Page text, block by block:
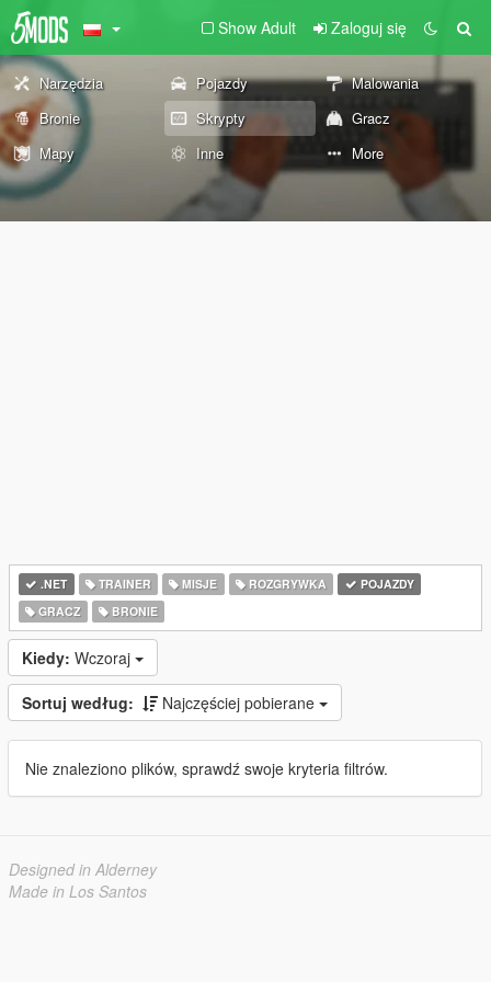
Show Adult Zaloguj się
Narzędzia Pojazdy
Malowania
Bronie
Skrypty
Gracz
Mapy
Inne More
.NET TRAINER MISJE ROZGRYWKA
POJAZDY
GRACZ
BRONIE
Kiedy: Wczoraj
Sortuj według: Najczęściej pobierane
Nie znaleziono plików, sprawdź swoje kryteria filtrów.
Designed in Alderney
Made in Los Santos